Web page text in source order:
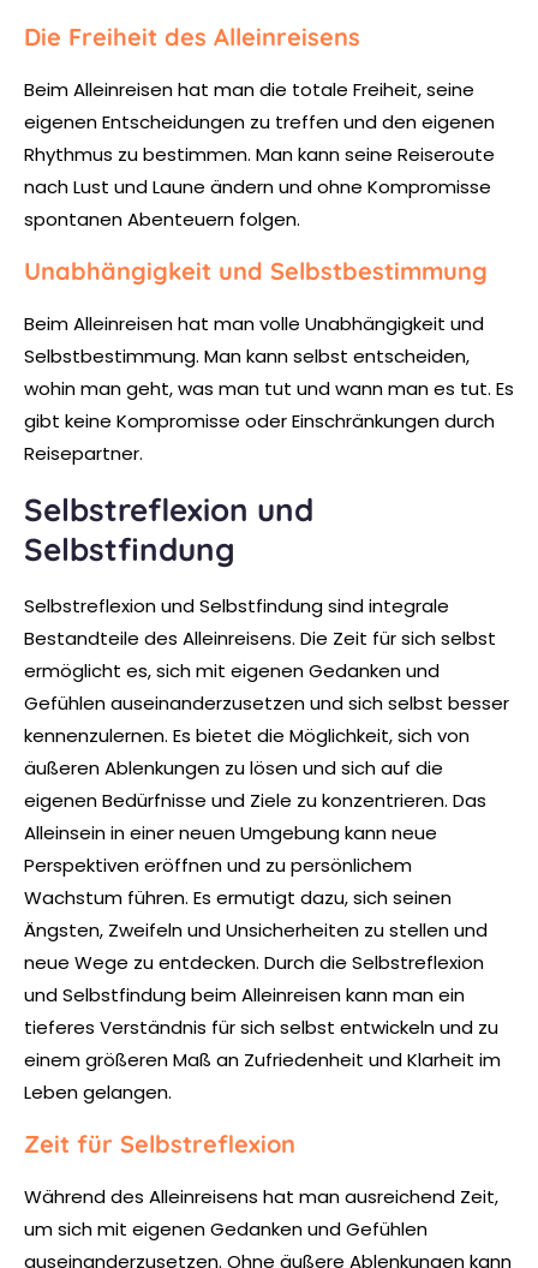
Die Freiheit des Alleinreisens
Beim Alleinreisen hat man die totale Freiheit, seine
eigenen Entscheidungen zu treffen und den eigenen
Rhythmus zu bestimmen. Man kann seine Reiseroute
nach Lust und Laune ändern und ohne Kompromisse
spontanen Abenteuern folgen.
Unabhängigkeit und Selbstbestimmung
Beim Alleinreisen hat man volle Unabhängigkeit und
Selbstbestimmung. Man kann selbst entscheiden,
wohin man geht, was man tut und wann man es tut. Es
gibt keine Kompromisse oder Einschränkungen durch
Reisepartner.
Selbstreflexion und
Selbstfindung
Selbstreflexion und Selbstfindung sind integrale
Bestandteile des Alleinreisens. Die Zeit für sich selbst
ermöglicht es, sich mit eigenen Gedanken und
Gefühlen auseinanderzusetzen und sich selbst besser
kennenzulernen. Es bietet die Möglichkeit, sich von
äußeren Ablenkungen zu lösen und sich auf die
eigenen Bedürfnisse und Ziele zu konzentrieren. Das
Alleinsein in einer neuen Umgebung kann neue
Perspektiven eröffnen und zu persönlichem
Wachstum führen. Es ermutigt dazu, sich seinen
Ängsten, Zweifeln und Unsicherheiten zu stellen und
neue Wege zu entdecken. Durch die Selbstreflexion
und Selbstfindung beim Alleinreisen kann man ein
tieferes Verständnis für sich selbst entwickeln und zu
einem größeren Maß an Zufriedenheit und Klarheit im
Leben gelangen.
Zeit für Selbstreflexion
Während des Alleinreisens hat man ausreichend Zeit,
um sich mit eigenen Gedanken und Gefühlen
auseinanderzusetzen. Ohne äußere Ablenkungen kann